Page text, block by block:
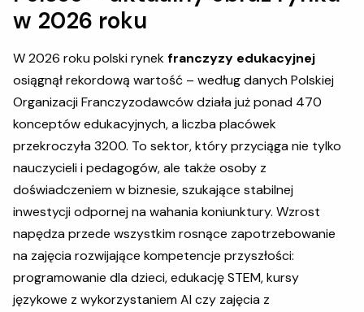
w 2026 roku
W 2026 roku polski rynekfranczyzy edukacyjnej
osiągnął rekordową wartość – według danych Polskiej
Organizacji Franczyzodawców działa już ponad 470
konceptów edukacyjnych, a liczba placówek
przekroczyła 3200. To sektor, który przyciąga nie tylko
nauczycieli i pedagogów, ale także osoby z
doświadczeniem w biznesie, szukające stabilnej
inwestycji odpornej na wahania koniunktury. Wzrost
napędza przede wszystkim rosnące zapotrzebowanie
na zajęcia rozwijające kompetencje przyszłości:
programowanie dla dzieci, edukację STEM, kursy
językowe z wykorzystaniem AI czy zajęcia z